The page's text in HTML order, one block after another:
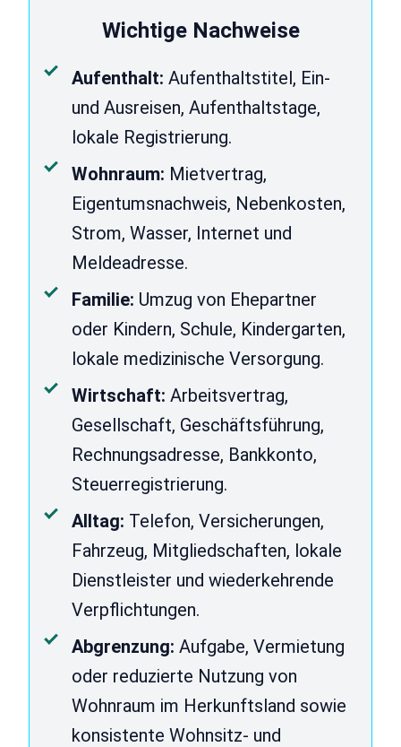
Wichtige Nachweise
Aufenthalt: Aufenthaltstitel, Ein-
und Ausreisen, Aufenthaltstage,
lokale Registrierung.
Wohnraum: Mietvertrag,
Eigentumsnachweis, Nebenkosten,
Strom, Wasser, Internet und
Meldeadresse.
Familie: Umzug von Ehepartner
oder Kindern, Schule, Kindergarten,
lokale medizinische Versorgung.
Wirtschaft: Arbeitsvertrag,
Gesellschaft, Geschäftsführung,
Rechnungsadresse, Bankkonto,
Steuerregistrierung.
Alltag: Telefon, Versicherungen,
Fahrzeug, Mitgliedschaften, lokale
Dienstleister und wiederkehrende
Verpflichtungen.
Abgrenzung: Aufgabe, Vermietung
oder reduzierte Nutzung von
Wohnraum im Herkunftsland sowie
konsistente Wohnsitz- und